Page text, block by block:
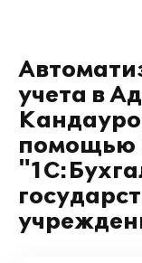
учета в
помощью